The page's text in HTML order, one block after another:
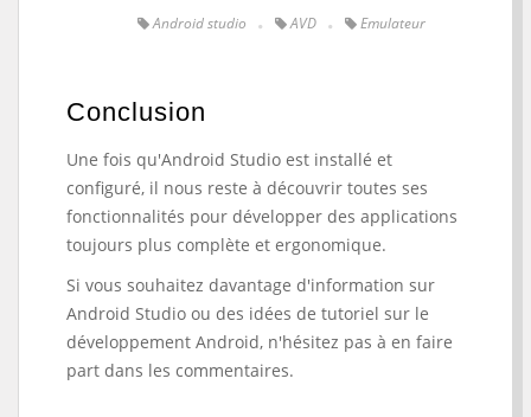
Android studio AVD Emulateur
Conclusion
Une fois qu'Android Studio est installé et
configuré, il nous reste à découvrir toutes ses
fonctionnalités pour développer des applications
toujours plus complète et ergonomique.
Si vous souhaitez davantage d'information sur
Android Studio ou des idées de tutoriel sur le
développement Android, n'hésitez pas à en faire
part dans les commentaires.